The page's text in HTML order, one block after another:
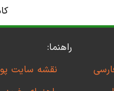
راهنما:
نقشه سایت